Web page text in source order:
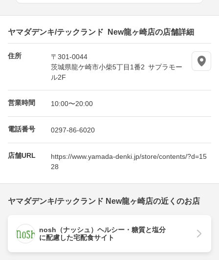
ヤマダデンキ/テックランド New龍ヶ崎店の店舗詳細
住所
〒301-0044
茨城県龍ケ崎市小柴5丁目1番2 サプラモー
ル2F
営業時間 10:00〜20:00
電話番号 0297-86-6020
店舗URL
https://www.yamada-denki.jp/store/contents/?d=15
28
ヤマダデンキ/テックランド New龍ヶ崎店の近くのお店
nosh（ナッシュ）ヘルシー・糖質と塩分
に配慮した宅配食サイト